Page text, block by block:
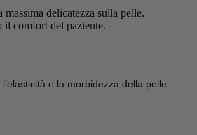
delicatezza sulla pelle.
il comfort del paziente.
e la morbidezza della pelle.